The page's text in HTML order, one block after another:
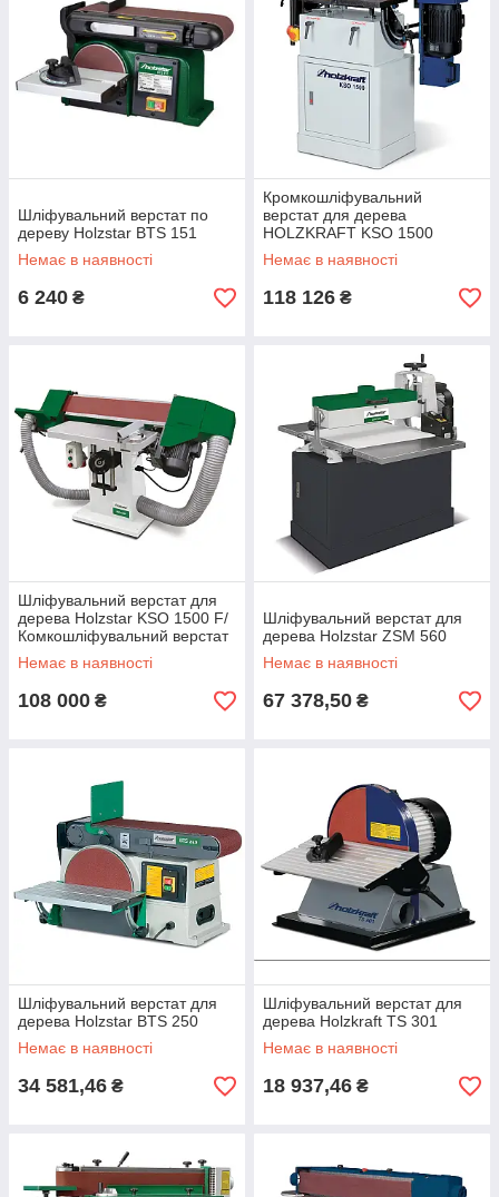
Шліфувальний верстат по
дереву Holzstar BTS 151
Немає в наявності
6 240 ₴
Кромкошліфувальний
верстат для дерева
HOLZKRAFT KSO 1500
Немає в наявності
118 126 ₴
Шліфувальний верстат для
дерева Holzstar KSO 1500 F/
Комкошліфувальний верстат
Немає в наявності
108 000 ₴
Шліфувальний верстат для
дерева Holzstar ZSM 560
Немає в наявності
67 378,50 ₴
Шліфувальний верстат для
дерева Holzstar BTS 250
Немає в наявності
34 581,46 ₴
Шліфувальний верстат для
дерева Holzkraft TS 301
Немає в наявності
18 937,46 ₴